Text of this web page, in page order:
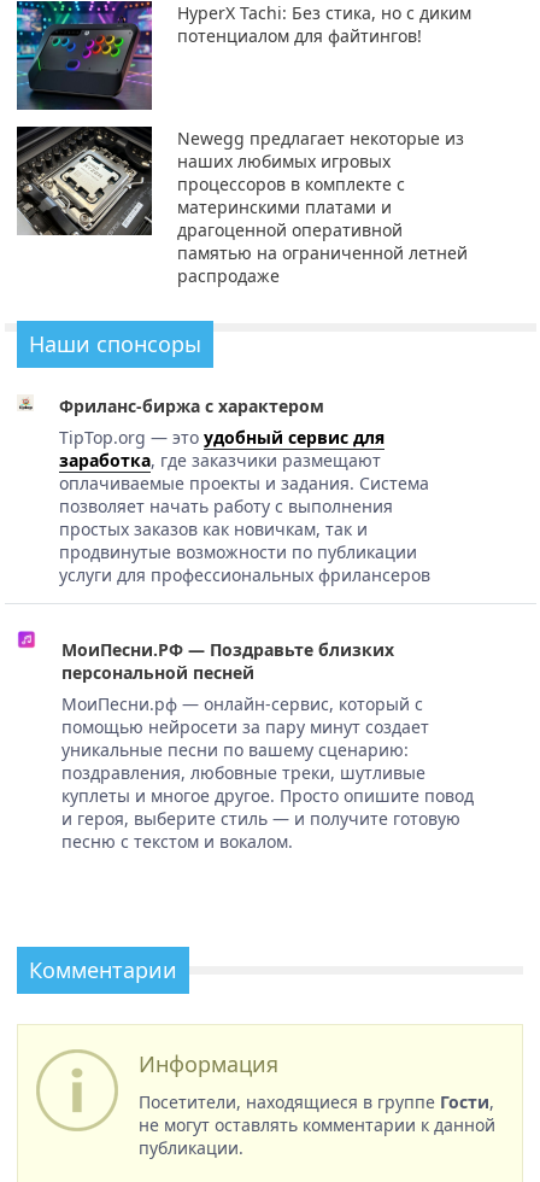
HyperX Tachi: Без стика, но с диким
потенциалом для файтингов!
Newegg предлагает некоторые из
наших любимых игровых
процессоров в комплекте с
материнскими платами и
драгоценной оперативной
памятью на ограниченной летней
распродаже
Наши спонсоры
Фриланс-биржа с характером
TipTop.org — это удобный сервис для
заработка, где заказчики размещают
оплачиваемые проекты и задания. Система
позволяет начать работу с выполнения
простых заказов как новичкам, так и
продвинутые возможности по публикации
услуги для профессиональных фрилансеров
МоиПесни.РФ — Поздравьте близких
персональной песней
МоиПесни.рф — онлайн-сервис, который с
помощью нейросети за пару минут создает
уникальные песни по вашему сценарию:
поздравления, любовные треки, шутливые
куплеты и многое другое. Просто опишите повод
и героя, выберите стиль — и получите готовую
песню с текстом и вокалом.
Комментарии
Информация
Посетители, находящиеся в группе Гости,
не могут оставлять комментарии к данной
публикации.